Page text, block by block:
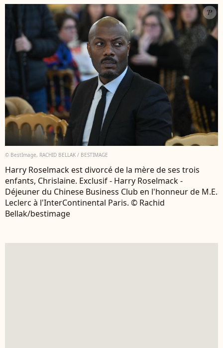
© BestImage, RACHID BELLAK / BESTIMAGE
Harry Roselmack est divorcé de la mère de ses trois
enfants, Chrislaine. Exclusif - Harry Roselmack -
Déjeuner du Chinese Business Club en l'honneur de M.E.
Leclerc à l'InterContinental Paris. © Rachid
Bellak/bestimage